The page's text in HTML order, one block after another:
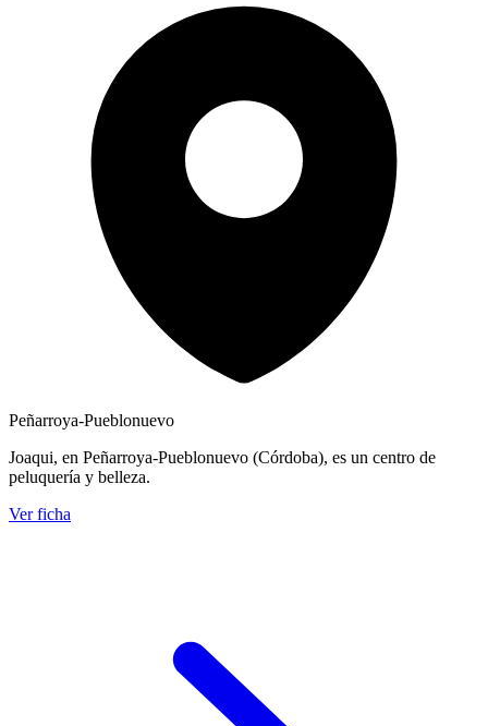
Peñarroya-Pueblonuevo
Joaqui, en Peñarroya-Pueblonuevo (Córdoba), es un centro de
peluquería y belleza.
Ver ficha